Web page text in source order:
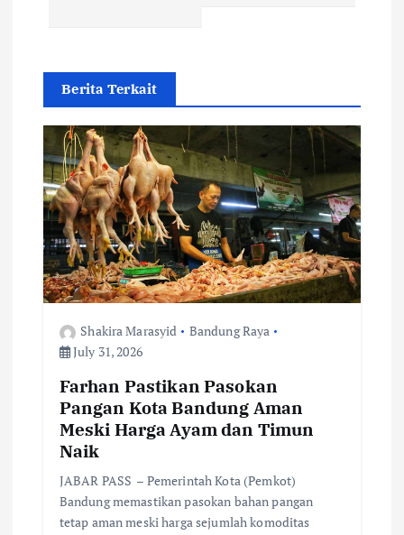
g
a
t
o
Berita Terkait
Shakira Marasyid
Bandung Raya
July 31, 2026
Farhan Pastikan Pasokan
Pangan Kota Bandung Aman
Meski Harga Ayam dan Timun
Naik
JABAR PASS – Pemerintah Kota (Pemkot)
Bandung memastikan pasokan bahan pangan
tetap aman meski harga sejumlah komoditas